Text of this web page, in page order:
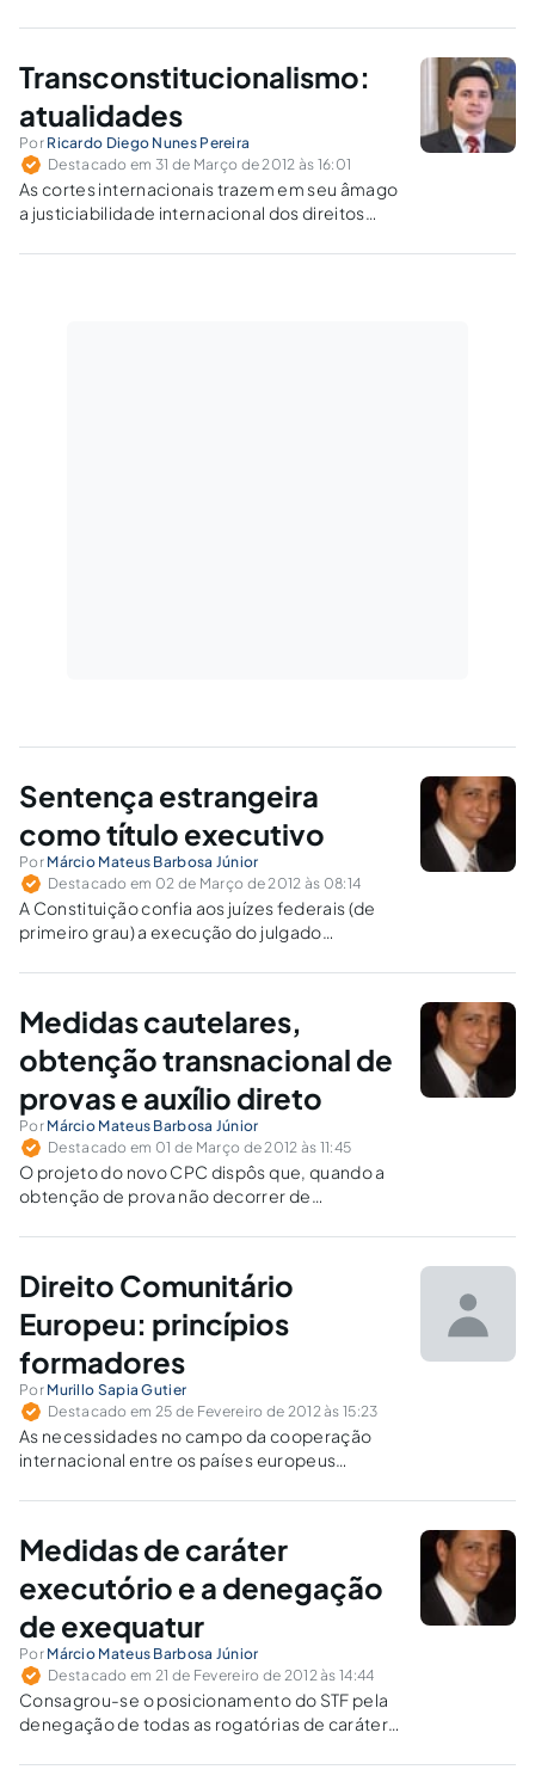
os principais fatos usados para identificar os
política externa brasileira, que tem
apresentado características colaborativas.
Transconstitucionalismo:
atualidades
Por Ricardo Diego Nunes Pereira
Destacado em 31 de Março de 2012 às 16:01
As cortes internacionais trazem em seu âmago
a justiciabilidade internacional dos direitos
surgimento da jurisdição constitucional
Sentença estrangeira
como título executivo
Por Márcio Mateus Barbosa Júnior
Destacado em 02 de Março de 2012 às 08:14
A Constituição confia aos juízes federais (de
primeiro grau) a execução do julgado
artigo a determinação do foro competente e
atuará (o juízo propriamente dito).
Medidas cautelares,
obtenção transnacional de
provas e auxílio direto
Por Márcio Mateus Barbosa Júnior
Destacado em 01 de Março de 2012 às 11:45
O projeto do novo CPC dispôs que, quando a
obtenção de prova não decorrer de
estrangeira e puder ser submetida à
seguirá o procedimento de auxílio direto, sem
a intervenção de tribunais superiores ou vias
diplomáticas.
Direito Comunitário
Europeu: princípios
formadores
Por Murillo Sapia Gutier
Destacado em 25 de Fevereiro de 2012 às 15:23
As necessidades no campo da cooperação
internacional entre os países europeus
tendo em perspectiva a busca de vantagens
constituintes. Neste trabalho se identificam
alguns pontos de mutação da estrutura
comunitária europeia.
Medidas de caráter
executório e a denegação
de exequatur
Por Márcio Mateus Barbosa Júnior
Destacado em 21 de Fevereiro de 2012 às 14:44
Consagrou-se o posicionamento do STF pela
denegação de todas as rogatórias de caráter
pública, pois sua concessão, segundo o